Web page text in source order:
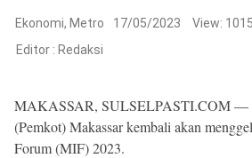
2026
.
Ekonomi, Metro 17/05/2023
View: 1015
Editor : Redaksi
MAKASSAR, SULSELPASTI.COM —
(Pemkot) Makassar kembali akan
Forum (MIF) 2023.